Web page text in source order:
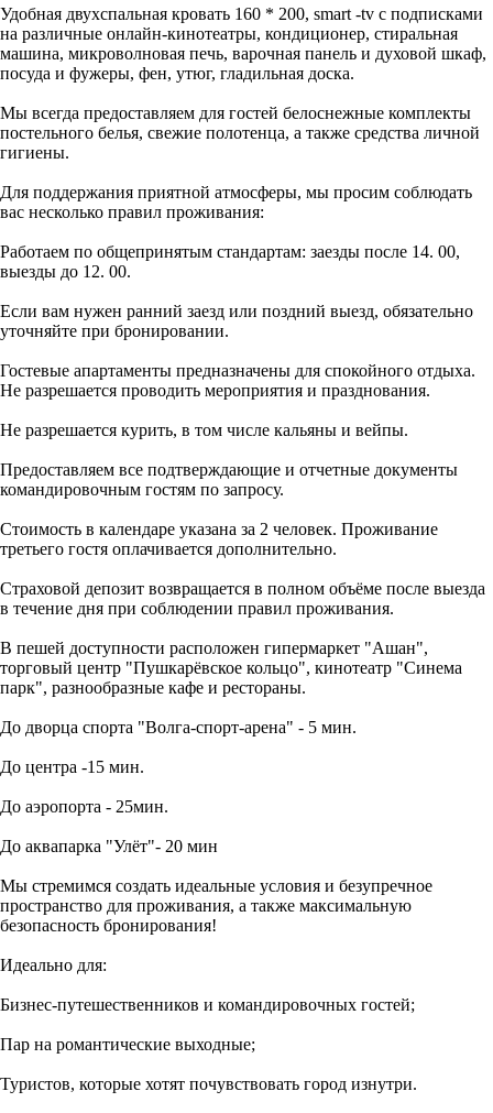
Удобная двухспальная кровать 160 * 200, smart -tv с подписками
на различные онлайн-кинотеатры, кондиционер, стиральная
машина, микроволновая печь, варочная панель и духовой шкаф,
посуда и фужеры, фен, утюг, гладильная доска.
Мы всегда предоставляем для гостей белоснежные комплекты
постельного белья, свежие полотенца, а также средства личной
гигиены.
Для поддержания приятной атмосферы, мы просим соблюдать
вас несколько правил проживания:
Работаем по общепринятым стандартам: заезды после 14. 00,
выезды до 12. 00.
Если вам нужен ранний заезд или поздний выезд, обязательно
уточняйте при бронировании.
Гостевые апартаменты предназначены для спокойного отдыха.
Не разрешается проводить мероприятия и празднования.
Не разрешается курить, в том числе кальяны и вейпы.
Предоставляем все подтверждающие и отчетные документы
командировочным гостям по запросу.
Стоимость в календаре указана за 2 человек. Проживание
третьего гостя оплачивается дополнительно.
Страховой депозит возвращается в полном объёме после выезда
в течение дня при соблюдении правил проживания.
В пешей доступности расположен гипермаркет "Ашан",
торговый центр "Пушкарёвское кольцо", кинотеатр "Синема
парк", разнообразные кафе и рестораны.
До дворца спорта "Волга-спорт-арена" - 5 мин.
До центра -15 мин.
До аэропорта - 25мин.
До аквапарка "Улёт"- 20 мин
Мы стремимся создать идеальные условия и безупречное
пространство для проживания, а также максимальную
безопасность бронирования!
Идеально для:
Бизнес-путешественников и командировочных гостей;
Пар на романтические выходные;
Туристов, которые хотят почувствовать город изнутри.